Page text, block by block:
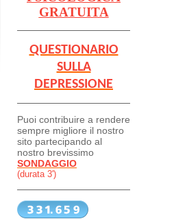
GRATUITA
QUESTIONARIO
SULLA
DEPRESSIONE
Puoi contribuire a rendere
sempre migliore il nostro
sito partecipando al
nostro brevissimo
SONDAGGIO
(durata 3')